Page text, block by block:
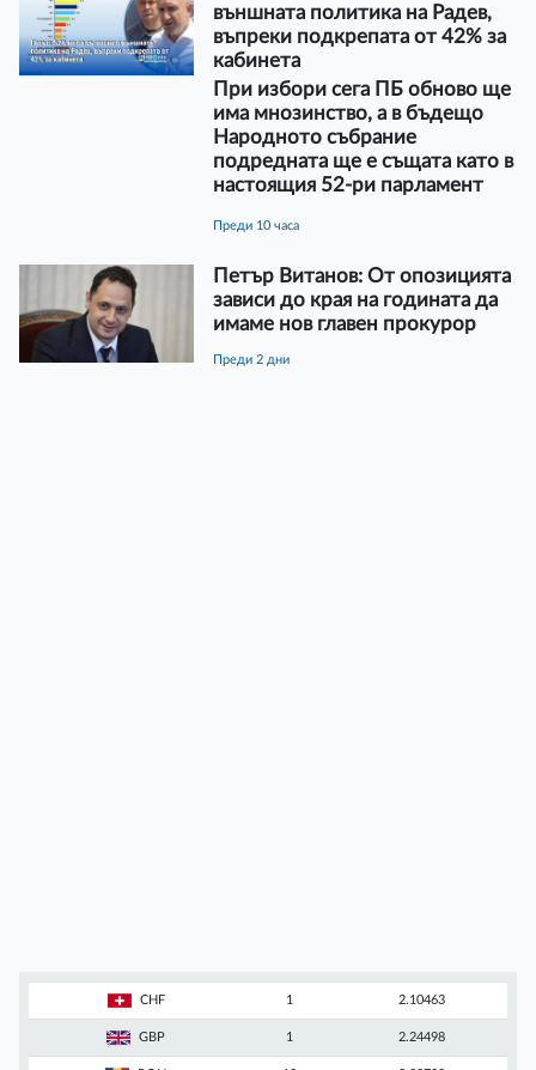
външната политика на Радев,
въпреки подкрепата от 42% за
кабинета
При избори сега ПБ обново ще
има мнозинство, а в бъдещо
Народното събрание
подредната ще е същата като в
настоящия 52-ри парламент
преди 10 часа
Петър Витанов: От опозицията
зависи до края на годината да
имаме нов главен прокурор
преди 2 дни
CHF 1 2.10463
GBP 1 2.24498